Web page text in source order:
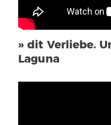
» dit Verliebe.
Laguna